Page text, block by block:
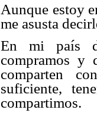
Aunque estoy
me asusta
En mi país
compramos y
comparten
suficiente,
compartimos.